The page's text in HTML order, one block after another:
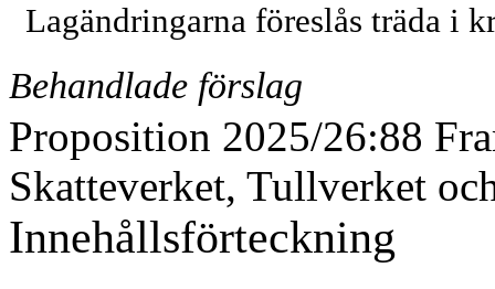
Lagändringarna föreslås träda i
Behandlade förslag
Proposition 2025/26:88
Skatteverket, Tullverket
Innehållsförteckning